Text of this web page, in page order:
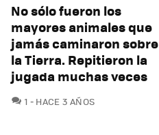
No sólo fueron los
mayores animales que
jamás caminaron sobre
la Tierra. Repitieron la
jugada muchas veces
1 COMENTARIOS
HACE 3 AÑOS